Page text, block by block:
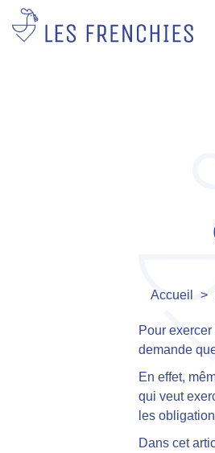
Accueil >
Pour
demande
En effet,
qui veut
les
Dans cet